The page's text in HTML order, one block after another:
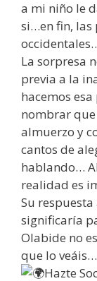
a mi niño le
si…en fin, las
La sorpresa
previa a la
hacemos
nombrar
almuerzo y
cantos de
hablando…
realidad es
Su
significaría
Olabide no
que lo veáis…
Hazte